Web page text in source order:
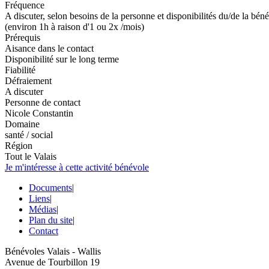
Fréquence
A discuter, selon besoins de la personne et disponibilités du/de la
(environ 1h à raison d'1 ou 2x /mois)
Prérequis
Aisance dans le contact
Disponibilité sur le long terme
Fiabilité
Défraiement
A discuter
Personne de contact
Nicole Constantin
Domaine
santé / social
Région
Tout le Valais
Je m'intéresse à cette activité bénévole
Documents|
Liens|
Médias|
Plan du site|
Contact
Bénévoles Valais - Wallis
Avenue de Tourbillon 19